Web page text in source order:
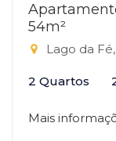
54m²
Lago da
2 Quartos
Mais